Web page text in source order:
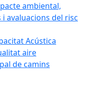
ambiental,
avaluacions del risc
Acústica
aire
de camins